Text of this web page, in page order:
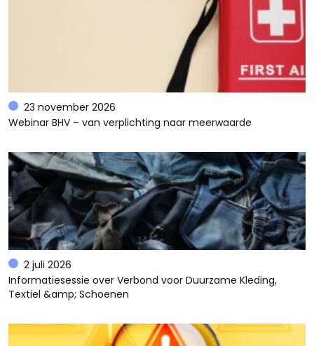
23 november 2026
Webinar BHV – van verplichting naar meerwaarde
2 juli 2026
Informatiesessie over Verbond voor Duurzame Kleding,
Textiel &amp; Schoenen